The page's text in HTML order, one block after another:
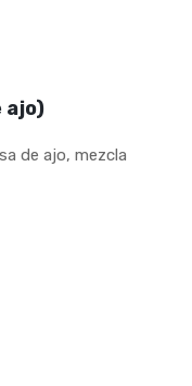
ajo)
de ajo, mezcla